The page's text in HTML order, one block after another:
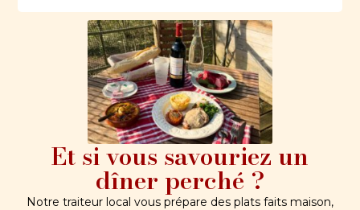
Et si vous savouriez un
dîner perché ?
Notre traiteur local vous prépare des plats faits maison,